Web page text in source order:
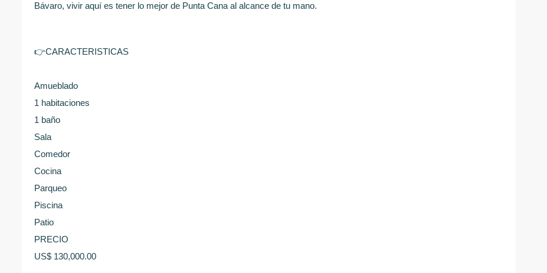
Bávaro, vivir aquí es tener lo mejor de Punta Cana al alcance de tu mano.
👉CARACTERISTICAS
Amueblado
1 habitaciones
1 baño
Sala
Comedor
Cocina
Parqueo
Piscina
Patio
PRECIO
US$ 130,000.00